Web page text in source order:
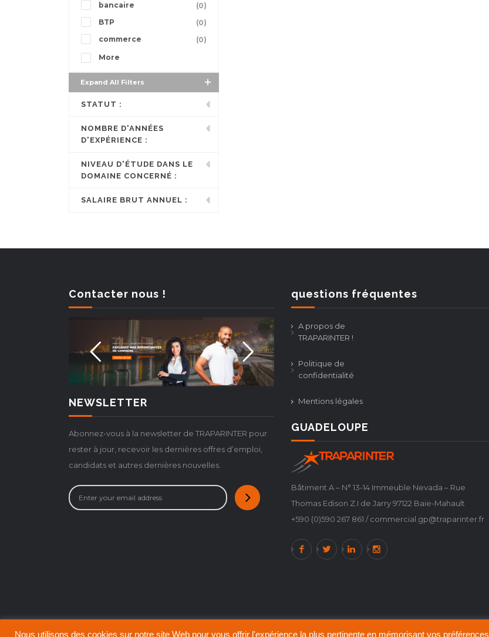
bancaire
(0)
BTP
(0)
commerce
(0)
More
Expand All Filters
STATUT :
NOMBRE D'ANNÉES
D'EXPÉRIENCE :
NIVEAU D'ÉTUDE DANS LE
DOMAINE CONCERNÉ :
SALAIRE BRUT ANNUEL :
Contacter nous !
NEWSLETTER
Abonnez-vous à la newsletter de TRAPARINTER pour
rester à jour, recevoir les dernières offres d’emploi,
candidats et autres dernières nouvelles.
questions fréquentes
A propos de
TRAPARINTER !
Politique de
confidentialité
Mentions légales
GUADELOUPE
Bâtiment A – N° 13-14 Immeuble Nevada – Rue
Thomas Edison Z.I de Jarry 97122 Baie-Mahault
+590 (0)590 267 861 / commercial.gp@traparinter.fr
Nous utilisons des cookies sur notre site Web pour vous offrir l'expérience la plus pertinente en mémorisant vos préférences